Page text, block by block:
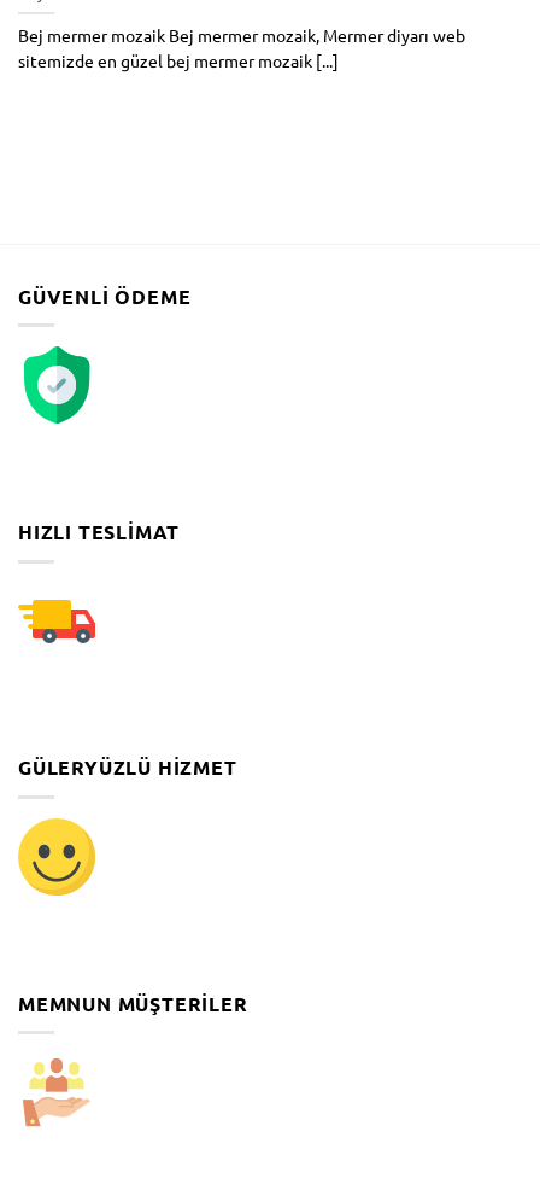
Bej mermer mozaik Bej mermer mozaik, Mermer diyarı web
sitemizde en güzel bej mermer mozaik [...]
GÜVENLI ÖDEME
HIZLI TESLIMAT
GÜLERYÜZLÜ HIZMET
MEMNUN MÜŞTERILER